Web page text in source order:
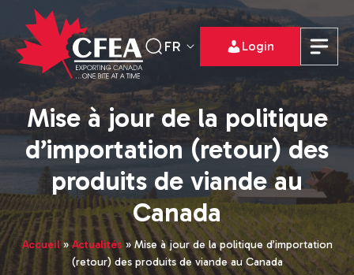
FR Login
Mise à jour de la politique
d’importation (retour) des
produits de viande au
Canada
Accueil»Actualités»Mise à jour de la politique d’importation
(retour) des produits de viande au Canada